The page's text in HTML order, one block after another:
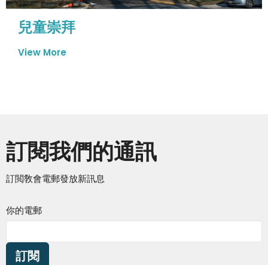
兒童崇拜
View More
訂閱我們的通訊
訂閲敎會電郵發放新訊息
你的電郵
訂閱